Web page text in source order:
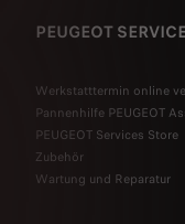
PEUGEOT
Werkstatttermin online
Pannenhilfe PEUGEOT
PEUGEOT Services Store
Zubehör
Wartung und Reparatur